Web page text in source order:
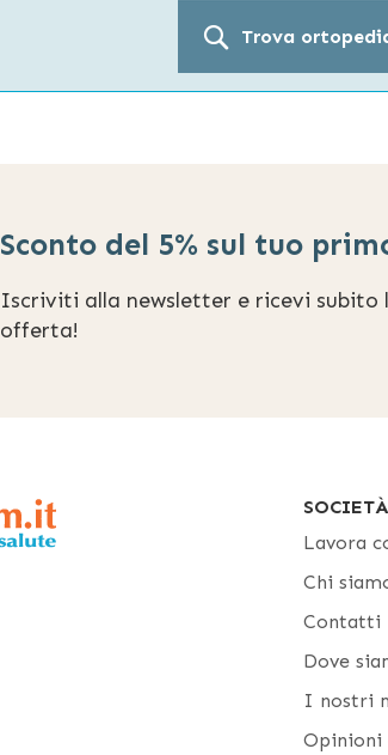
Trova
Sconto del 5% sul tuo
Iscriviti alla newsletter e ricevi subito
offerta!
SOCIETÀ
Lavora
Chi
Contatti
Dove
I nostri
Opinioni